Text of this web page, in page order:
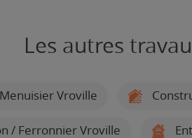
Les autres
Menuisier Vroville
/ Ferronnier Vroville